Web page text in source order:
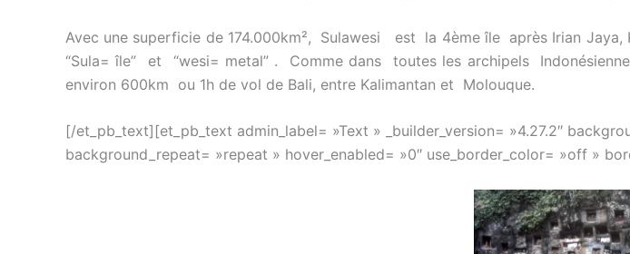
Avec une superficie de 174.000km², Sulawesi est la 4ème île après Irian
“Sula= île” et “wesi= metal” . Comme dans toutes les archipels
environ 600km ou 1h de vol de Bali, entre Kalimantan et Molouque.
[/et_pb_text][et_pb_text admin_label= »Text » _builder_version= »4.27.2″
background_repeat= »repeat » hover_enabled= »0″ use_border_color= »off »